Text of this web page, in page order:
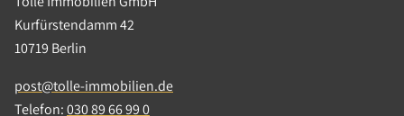
Mindeststandards, die automatisch für
Kompetenz sorgen. Jeder darf sich Makler
anspruchsvoll.
Kurfürstendamm 42
10719 Berlin
post@tolle-immobilien.de
Telefon:030 89 66 99 0